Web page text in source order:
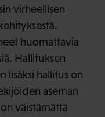
virheellisen
huomattavia
Hallituksen
lisäksi hallitus on
aseman
väistämättä